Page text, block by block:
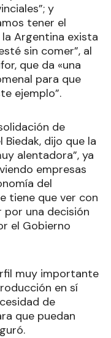
y
tener el
Argentina exista
sin comer”, al
que da «una
para que
ejemplo”.
de
dijo que la
alentadora”, ya
empresas
del
tiene que ver con
por una decisión
el Gobierno
muy importante
en sí
de
que puedan